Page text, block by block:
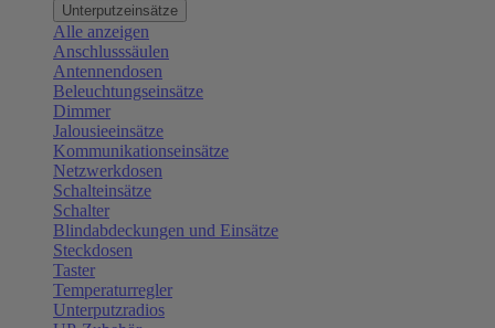
Unterputzeinsätze
Alle anzeigen
Anschlusssäulen
Antennendosen
Beleuchtungseinsätze
Dimmer
Jalousieeinsätze
Kommunikationseinsätze
Netzwerkdosen
Schalteinsätze
Schalter
Blindabdeckungen und Einsätze
Steckdosen
Taster
Temperaturregler
Unterputzradios